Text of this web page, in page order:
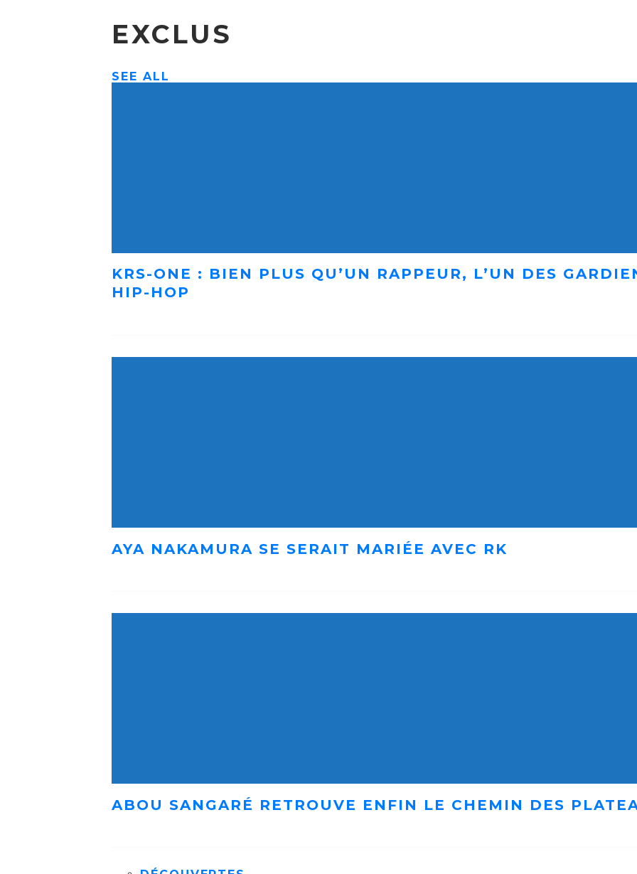
EXCLUS
SEE ALL
KRS-ONE : BIEN PLUS QU’UN RAPPEUR, L’UN DES
HIP-HOP
AYA NAKAMURA SE SERAIT MARIÉE AVEC RK
ABOU SANGARÉ RETROUVE ENFIN LE CHEMIN DES